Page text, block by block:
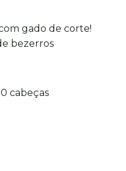
gado de corte!
bezerros
cabeças